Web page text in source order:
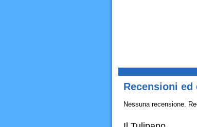
Recensioni ed
Nessuna recensione.